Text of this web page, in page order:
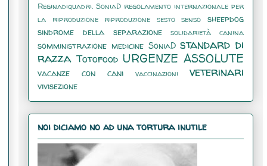
Reginadiquadri. SoniaD regolamento internazionale per
la riproduzione
riproduzione sesto senso
sheepdog
sindrome della separazione
solidarietà canina
somministrazione medicine SoniaD standard di
razza Totofood URGENZE ASSOLUTE
vacanze con cani vaccinazioni veterinari
vivisezione
noi diciamo no ad una tortura inutile